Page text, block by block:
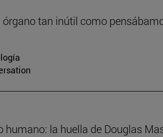
órgano tan inútil como
humano: la huella de Douglas